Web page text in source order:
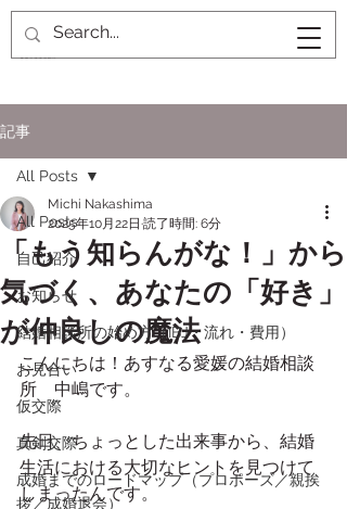
記事
All Posts
自己紹介
お知らせ
結婚相談所の始め方（IBJ・流れ・費用）
お見合い
仮交際
真剣交際
成婚までのロードマップ（プロポーズ／親挨
拶／成婚退会）
All Posts
「もう知らんがな！」から
気づく、あなたの「好き」
が仲良しの魔法
Michi Nakashima
2025年10月22日 読了時間: 6分
こんにちは！あすなる愛媛の結婚相談
所　中嶋です。
先日、ちょっとした出来事から、結婚
生活における大切なヒントを見つけて
しまったんです。